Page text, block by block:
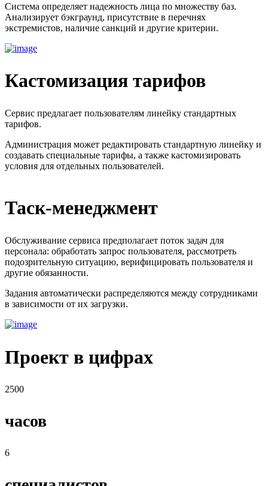
Система определяет надежность лица по множеству баз.
Анализирует бэкграунд, присутствие в перечнях
экстремистов, наличие санкций и другие критерии.
Кастомизация тарифов
Сервис предлагает пользователям линейку стандартных
тарифов.
Администрация может редактировать стандартную линейку и
создавать специальные тарифы, а также кастомизировать
условия для отдельных пользователей.
Таск-менеджмент
Обслуживание сервиса предполагает поток задач для
персонала: обработать запрос пользователя, рассмотреть
подозрительную ситуацию, верифицировать пользователя и
другие обязанности.
Задания автоматически распределяются между сотрудниками
в зависимости от их загрузки.
Проект в цифрах
2500
часов
6